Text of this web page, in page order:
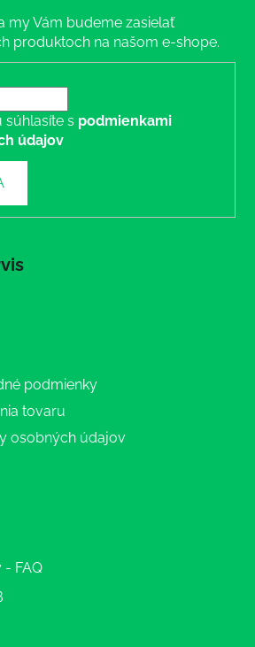
my Vám budeme zasielať
produktoch na našom e-shope.
s podmienkami
údajov
podmienky
tovaru
osobných údajov
- FAQ